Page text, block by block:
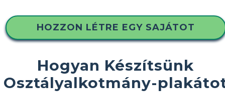
HOZZON LÉTRE EGY SAJÁTOT
Hogyan Készítsünk
Osztályalkotmány-